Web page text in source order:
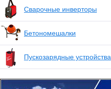
Сварочные инверторы
Бетономешалки
Пускозарядные устройства